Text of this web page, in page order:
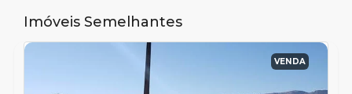
Imóveis Semelhantes
VENDA